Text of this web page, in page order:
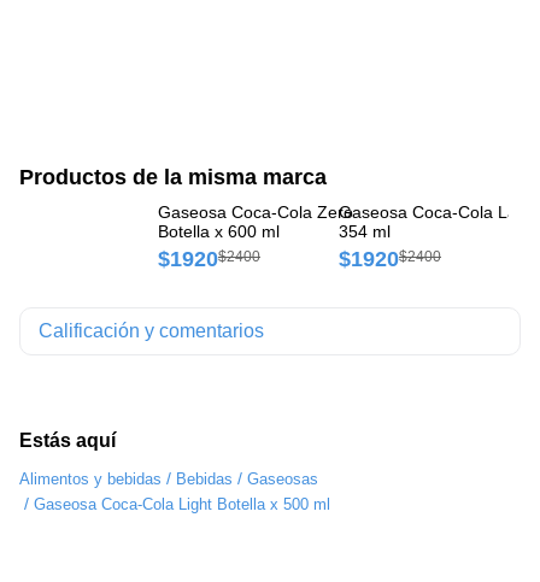
Estás aquí
Alimentos y bebidas / Bebidas / Gaseosas
/ Gaseosa Coca-Cola Light Botella x 500 ml
Productos de la misma marca
Gaseosa Coca-Cola Zero
Botella x 600 ml
$1920$2400
Gaseosa Coca-Cola Lata
354 ml
$1920$2400
Calificación y comentarios